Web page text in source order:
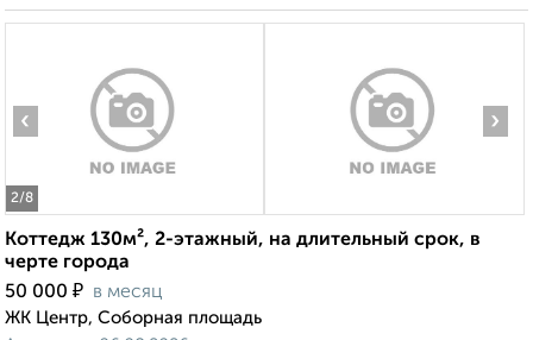
2/8
‹ ›
Коттедж 130м², 2-этажный, на длительный срок, в
черте города
50 000 ₽ в месяц
ЖК Центр, Соборная площадь